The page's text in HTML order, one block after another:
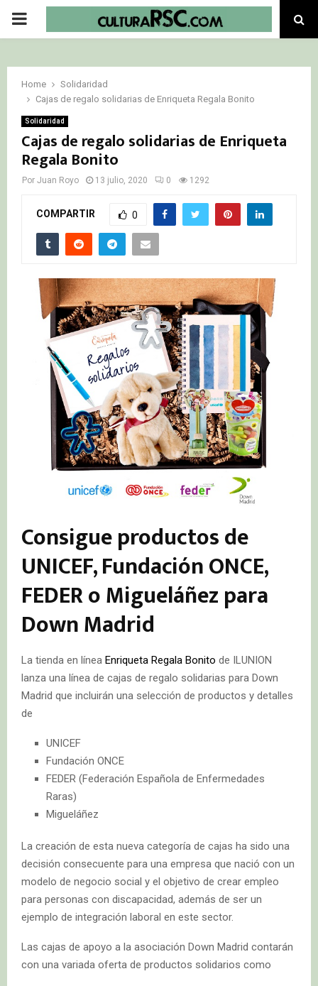
PRIMARY
Home
Solidaridad
Cajas de regalo solidarias de Enriqueta Regala Bonito
Solidaridad
Cajas de regalo solidarias de Enriqueta
Regala Bonito
Por Juan Royo 13 julio, 2020 0 1292
COMPARTIR 0
Consigue productos de
UNICEF, Fundación ONCE,
FEDER o Migueláñez para
Down Madrid
La tienda en línea Enriqueta Regala Bonito de ILUNION
lanza una línea de cajas de regalo solidarias para Down
Madrid que incluirán una selección de productos y detalles
de
UNICEF
Fundación ONCE
FEDER (Federación Española de Enfermedades
Raras)
Migueláñez
La creación de esta nueva categoría de cajas ha sido una
decisión consecuente para una empresa que nació con un
modelo de negocio social y el objetivo de crear empleo
para personas con discapacidad, además de ser un
ejemplo de integración laboral en este sector.
Las cajas de apoyo a la asociación Down Madrid contarán
con una variada oferta de productos solidarios como